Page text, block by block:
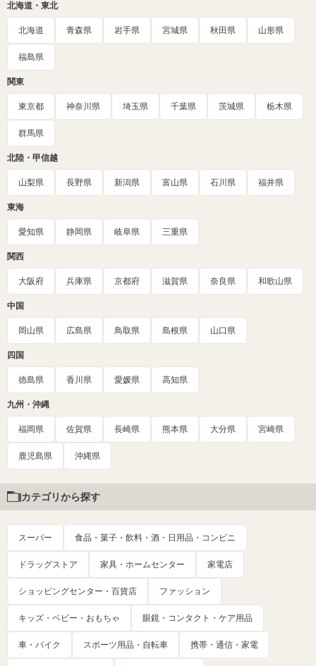
北海道・東北
北海道 青森県 岩手県 宮城県 秋田県 山形県
福島県
関東
東京都 神奈川県 埼玉県 千葉県 茨城県 栃木県
群馬県
北陸・甲信越
山梨県 長野県 新潟県 富山県 石川県 福井県
東海
愛知県 静岡県 岐阜県 三重県
関西
大阪府 兵庫県 京都府 滋賀県 奈良県 和歌山県
中国
岡山県 広島県 鳥取県 島根県 山口県
四国
徳島県 香川県 愛媛県 高知県
九州・沖縄
福岡県 佐賀県 長崎県 熊本県 大分県 宮崎県
鹿児島県 沖縄県
カテゴリから探す
スーパー 食品・菓子・飲料・酒・日用品・コンビニ
ドラッグストア 家具・ホームセンター 家電店
ショッピングセンター・百貨店 ファッション
キッズ・ベビー・おもちゃ 眼鏡・コンタクト・ケア用品
車・バイク スポーツ用品・自転車 携帯・通信・家電